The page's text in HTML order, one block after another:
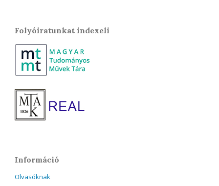
Folyóiratunkat indexeli
Információ
Olvasóknak